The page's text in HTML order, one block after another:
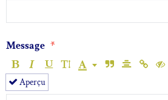
Message
Aperçu